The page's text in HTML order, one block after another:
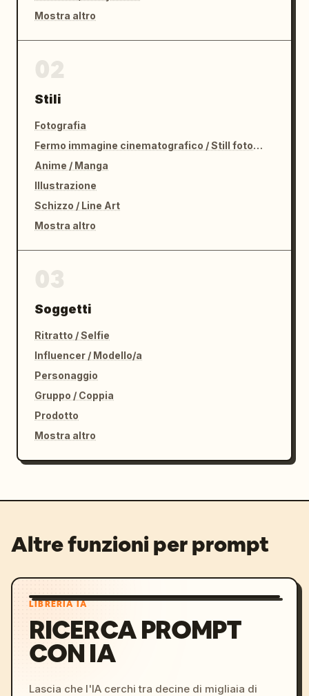
Mostra altro
Stili
Fotografia
Fermo immagine cinematografico / Still fotografico
Anime / Manga
Illustrazione
Schizzo / Line Art
Mostra altro
Soggetti
Ritratto / Selfie
Influencer / Modello/a
Personaggio
Gruppo / Coppia
Prodotto
Mostra altro
Altre funzioni per prompt
LIBRERIA IA
RICERCA PROMPT
CON IA
Lascia che l'IA cerchi tra decine di migliaia di